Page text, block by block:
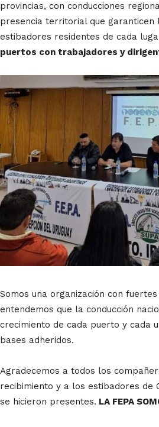
provincias, con conducciones
presencia territorial que garanticen
estibadores residentes de cada
puertos con trabajadores y
Somos una organización con
entendemos que la conducción
crecimiento de cada puerto y cada
bases adheridos.
Agradecemos a todos los
recibimiento y a los estibadores de
se hicieron presentes. LA FEPA